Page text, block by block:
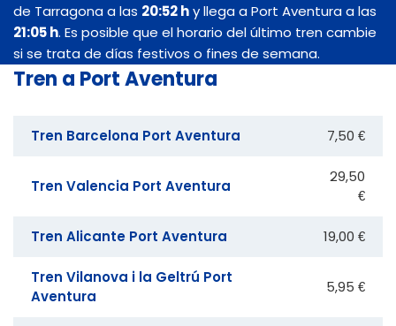
de Tarragona a las 20:52 hy llega a Port Aventura a las
21:05 h. Es posible que el horario del último tren cambie
si se trata de días festivos o fines de semana.
Tren a Port Aventura
Tren Barcelona Port Aventura 7,50 €
Tren Valencia Port Aventura
29,50
€
Tren Alicante Port Aventura 19,00 €
Tren Vilanova i la Geltrú Port
Aventura
5,95 €